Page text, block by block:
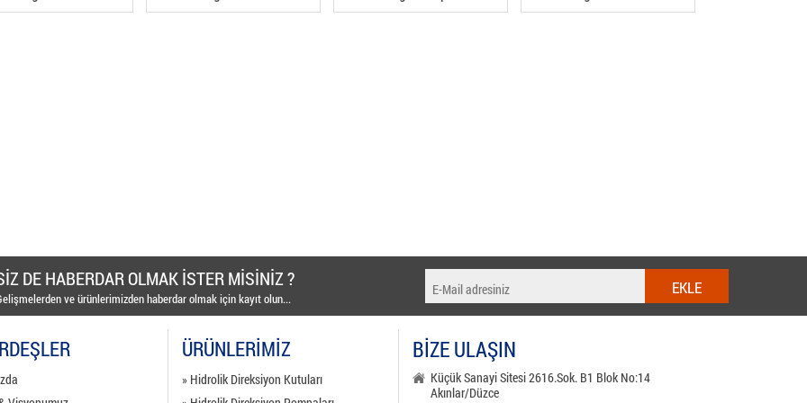
DE HABERDAR OLMAK İSTER MİSİNİZ ?
ve ürünlerimizden haberdar olmak için kayıt olun...
ÜRÜNLERİMİZ
» Hidrolik Direksiyon Kutuları
BİZE ULAŞIN
Küçük Sanayi Sitesi 2616.Sok. B1 Blok No:14
Akınlar/Düzce